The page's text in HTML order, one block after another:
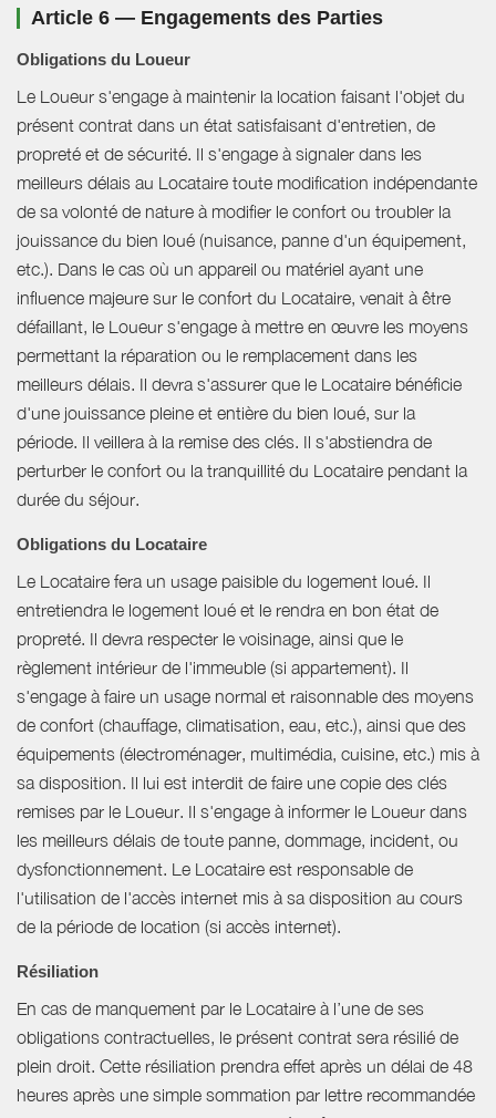
Article 6 — Engagements des Parties
Obligations du Loueur
Le Loueur s'engage à maintenir la location faisant l'objet du
présent contrat dans un état satisfaisant d'entretien, de
propreté et de sécurité. Il s'engage à signaler dans les
meilleurs délais au Locataire toute modification indépendante
de sa volonté de nature à modifier le confort ou troubler la
jouissance du bien loué (nuisance, panne d'un équipement,
etc.). Dans le cas où un appareil ou matériel ayant une
influence majeure sur le confort du Locataire, venait à être
défaillant, le Loueur s'engage à mettre en œuvre les moyens
permettant la réparation ou le remplacement dans les
meilleurs délais. Il devra s'assurer que le Locataire bénéficie
d'une jouissance pleine et entière du bien loué, sur la
période. Il veillera à la remise des clés. Il s'abstiendra de
perturber le confort ou la tranquillité du Locataire pendant la
durée du séjour.
Obligations du Locataire
Le Locataire fera un usage paisible du logement loué. Il
entretiendra le logement loué et le rendra en bon état de
propreté. Il devra respecter le voisinage, ainsi que le
règlement intérieur de l'immeuble (si appartement). Il
s'engage à faire un usage normal et raisonnable des moyens
de confort (chauffage, climatisation, eau, etc.), ainsi que des
équipements (électroménager, multimédia, cuisine, etc.) mis à
sa disposition. Il lui est interdit de faire une copie des clés
remises par le Loueur. Il s'engage à informer le Loueur dans
les meilleurs délais de toute panne, dommage, incident, ou
dysfonctionnement. Le Locataire est responsable de
l'utilisation de l'accès internet mis à sa disposition au cours
de la période de location (si accès internet).
Résiliation
En cas de manquement par le Locataire à l’une de ses
obligations contractuelles, le présent contrat sera résilié de
plein droit. Cette résiliation prendra effet après un délai de 48
heures après une simple sommation par lettre recommandée